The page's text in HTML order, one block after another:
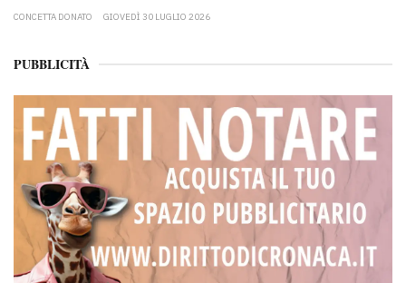
CONCETTA DONATO GIOVEDÌ 30 LUGLIO 2026
PUBBLICITÀ